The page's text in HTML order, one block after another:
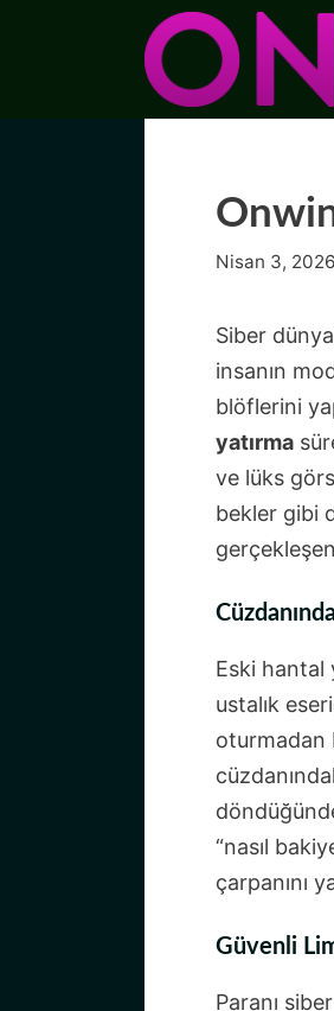
Nisan 3, 2026
Siber
insanın
blöflerini
yatırma
ve lüks
bekler gibi
Eski hantal
ustalık
oturmadan
“nasıl
çarpanını
Güvenli
Paranı